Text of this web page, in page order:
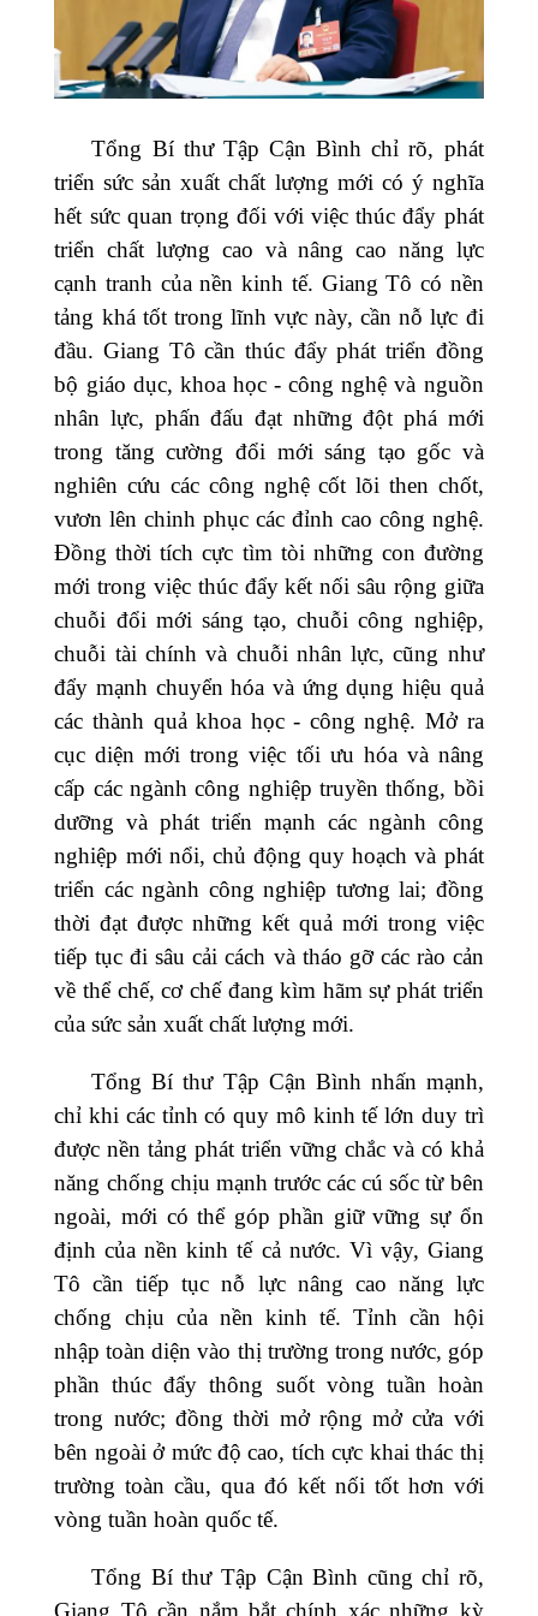
Tổng Bí thư Tập Cận Bình chỉ rõ, phát
triển sức sản xuất chất lượng mới có ý nghĩa
hết sức quan trọng đối với việc thúc đẩy phát
triển chất lượng cao và nâng cao năng lực
cạnh tranh của nền kinh tế. Giang Tô có nền
tảng khá tốt trong lĩnh vực này, cần nỗ lực đi
đầu. Giang Tô cần thúc đẩy phát triển đồng
bộ giáo dục, khoa học - công nghệ và nguồn
nhân lực, phấn đấu đạt những đột phá mới
trong tăng cường đổi mới sáng tạo gốc và
nghiên cứu các công nghệ cốt lõi then chốt,
vươn lên chinh phục các đỉnh cao công nghệ.
Đồng thời tích cực tìm tòi những con đường
mới trong việc thúc đẩy kết nối sâu rộng giữa
chuỗi đổi mới sáng tạo, chuỗi công nghiệp,
chuỗi tài chính và chuỗi nhân lực, cũng như
đẩy mạnh chuyển hóa và ứng dụng hiệu quả
các thành quả khoa học - công nghệ. Mở ra
cục diện mới trong việc tối ưu hóa và nâng
cấp các ngành công nghiệp truyền thống, bồi
dưỡng và phát triển mạnh các ngành công
nghiệp mới nổi, chủ động quy hoạch và phát
triển các ngành công nghiệp tương lai; đồng
thời đạt được những kết quả mới trong việc
tiếp tục đi sâu cải cách và tháo gỡ các rào cản
về thể chế, cơ chế đang kìm hãm sự phát triển
của sức sản xuất chất lượng mới.
Tổng Bí thư Tập Cận Bình nhấn mạnh,
chỉ khi các tỉnh có quy mô kinh tế lớn duy trì
được nền tảng phát triển vững chắc và có khả
năng chống chịu mạnh trước các cú sốc từ bên
ngoài, mới có thể góp phần giữ vững sự ổn
định của nền kinh tế cả nước. Vì vậy, Giang
Tô cần tiếp tục nỗ lực nâng cao năng lực
chống chịu của nền kinh tế. Tỉnh cần hội
nhập toàn diện vào thị trường trong nước, góp
phần thúc đẩy thông suốt vòng tuần hoàn
trong nước; đồng thời mở rộng mở cửa với
bên ngoài ở mức độ cao, tích cực khai thác thị
trường toàn cầu, qua đó kết nối tốt hơn với
vòng tuần hoàn quốc tế.
Tổng Bí thư Tập Cận Bình cũng chỉ rõ,
Giang Tô cần nắm bắt chính xác những kỳ